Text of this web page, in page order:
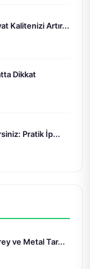
Kalitenizi Artır...
Dikkat
Pratik İp...
ve Metal Tar...